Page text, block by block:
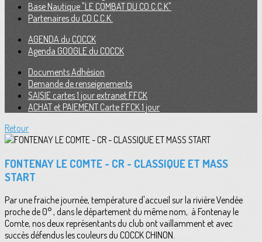
Base Nautique "LE COMBAT DU CO.C.C.K"
Partenaires du CO.C.C.K.
AGENDA du COCCK
Agenda GOOGLE du COCCK
Documents Adhésion
Demande de renseignements
SAISIE cartes 1 jour extranet FFCK
ACHAT et PAIEMENT Carte FFCK 1 jour
Retour
FONTENAY LE COMTE - CR - CLASSIQUE ET MASS
START
Par une fraiche journée, température d'accueil sur la rivière Vendée
proche de 0° , dans le département du même nom, à Fontenay le
Comte, nos deux représentants du club ont vaillamment et avec
succès défendus les couleurs du COCCK CHINON.